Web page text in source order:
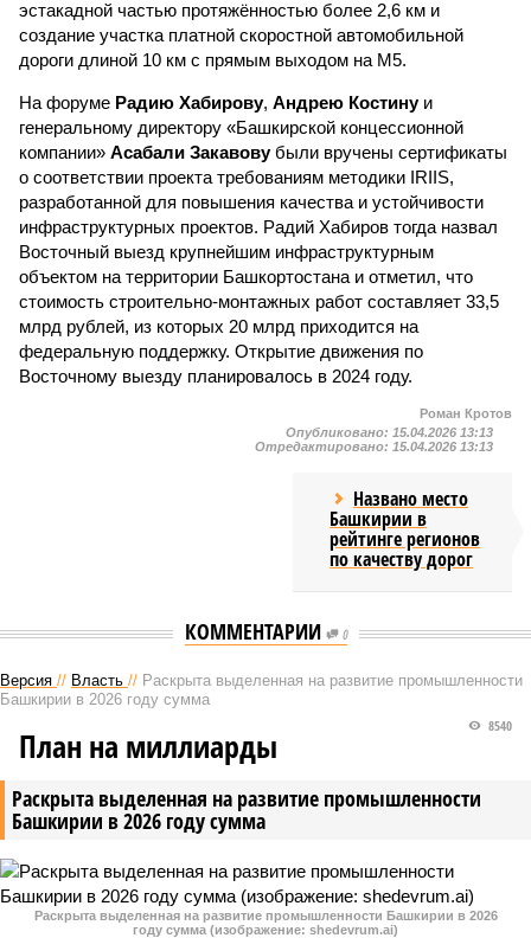
эстакадной частью протяжённостью более 2,6 км и
создание участка платной скоростной автомобильной
дороги длиной 10 км с прямым выходом на М5.
На форуме Радию Хабирову, Андрею Костинуи
генеральному директору «Башкирской концессионной
компании» Асабали Закавовубыли вручены сертификаты
о соответствии проекта требованиям методики IRIIS,
разработанной для повышения качества и устойчивости
инфраструктурных проектов. Радий Хабиров тогда назвал
Восточный выезд крупнейшим инфраструктурным
объектом на территории Башкортостана и отметил, что
стоимость строительно-монтажных работ составляет 33,5
млрд рублей, из которых 20 млрд приходится на
федеральную поддержку. Открытие движения по
Восточному выезду планировалось в 2024 году.
Роман Кротов
Опубликовано: 15.04.2026 13:13
Отредактировано: 15.04.2026 13:13
Названо место
Башкирии в
рейтинге регионов
по качеству дорог
КОММЕНТАРИИ 0
Версия // Власть // Раскрыта выделенная на развитие промышленности
Башкирии в 2026 году сумма
Раскрыта выделенная на развитие промышленности
Башкирии в 2026 году сумма
8540
План на миллиарды
Раскрыта выделенная на развитие промышленности Башкирии в 2026
году сумма (изображение: shedevrum.ai)